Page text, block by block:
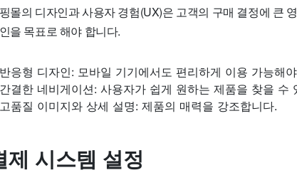
몰의 디자인과 사용자 경험(UX)은 고객의 구매 결정에 큰
을 목표로 해야 합니다.
반응형 디자인: 모바일 기기에서도 편리하게 이용 가능해
간결한 네비게이션: 사용자가 쉽게 원하는 제품을 찾을 수
고품질 이미지와 상세 설명: 제품의 매력을 강조합니다.
제 시스템 설정